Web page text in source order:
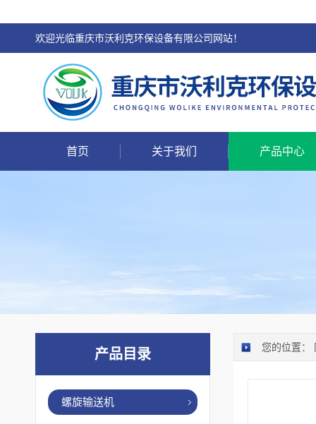
欢迎光临重庆市沃利克环保设备有限公司网站！
首页 关于我们 产品中心
您的位置：
产品目录
螺旋输送机